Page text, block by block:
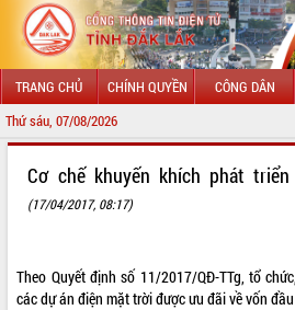
TRANG CHỦ CHÍNH QUYỀN CÔNG DÂN
Thứ sáu, 07/08/2026
LÃNH ĐẠO UBND TỈNH
SỞ, BAN, NGÀNH
Cơ chế khuyến khích phát
(17/04/2017, 08:17)
Theo Quyết định số 11/2017/QĐ-TTg, tổ
các dự án điện mặt trời được ưu đãi về vốn